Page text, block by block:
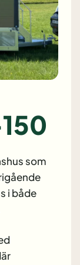
som
i både